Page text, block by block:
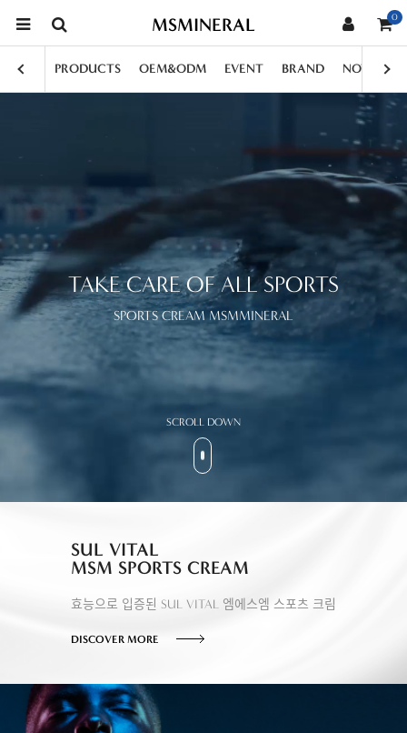
MSMINERAL 0
PRODUCTS OEM&ODM EVENT BRAND NOTICE
TAKE CARE OF ALL SPORTS
SPORTS CREAM MSMMINERAL
SCROLL DOWN
SUL VITAL
MSM SPORTS CREAM
효능으로 입증된 SUL VITAL 엠에스엠 스포츠 크림
DISCOVER MORE